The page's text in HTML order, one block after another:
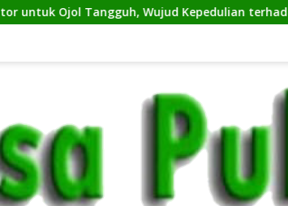
Wujud Kepedulian terhadap Pekerja